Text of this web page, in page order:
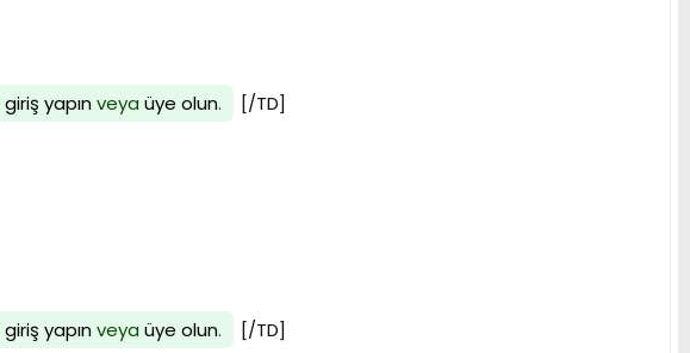
giriş yapınveya üye olun.
[/TD]
giriş yapınveya üye olun.
[/TD]